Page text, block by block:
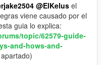
@ElKelus el
viene causado por el
guia lo explica:
topic/62579-guide-
and-hows-and-